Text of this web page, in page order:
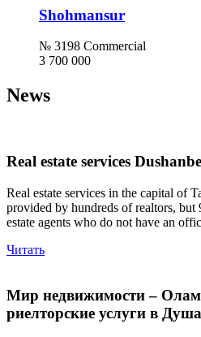
Shohmansur
№ 3198 Commercial
3 700 000
News
Real estate services
Real estate services in the capital of
provided by hundreds of realtors, but
estate agents who do not have an
Читать
Мир недвижимости –
риелторские услуги в